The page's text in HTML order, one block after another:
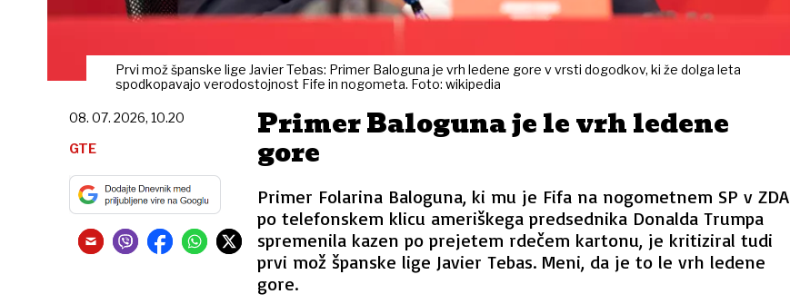
Prvi mož španske lige Javier Tebas: Primer Baloguna je vrh ledene gore v vrsti dogodkov, ki že dolga leta
spodkopavajo verodostojnost Fife in nogometa. Foto: wikipedia
Primer Baloguna je le vrh ledene
gore
Primer Folarina Baloguna, ki mu je Fifa na nogometnem SP v ZDA
po telefonskem klicu ameriškega predsednika Donalda Trumpa
spremenila kazen po prejetem rdečem kartonu, je kritiziral tudi
prvi mož španske lige Javier Tebas. Meni, da je to le vrh ledene
gore.
08. 07. 2026, 10.20
GTE